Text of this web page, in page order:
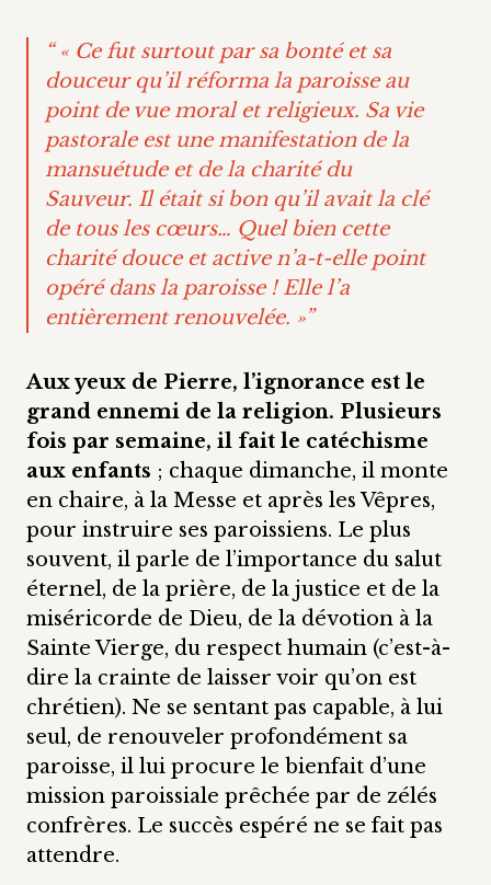
“ « Ce fut surtout par sa bonté et sa
douceur qu’il réforma la paroisse au
point de vue moral et religieux. Sa vie
pastorale est une manifestation de la
mansuétude et de la charité du
Sauveur. Il était si bon qu’il avait la clé
de tous les cœurs… Quel bien cette
charité douce et active n’a-t-elle point
opéré dans la paroisse ! Elle l’a
entièrement renouvelée. »”
Aux yeux de Pierre, l’ignorance est le
grand ennemi de la religion. Plusieurs
fois par semaine, il fait le catéchisme
aux enfants ; chaque dimanche, il monte
en chaire, à la Messe et après les Vêpres,
pour instruire ses paroissiens. Le plus
souvent, il parle de l’importance du salut
éternel, de la prière, de la justice et de la
miséricorde de Dieu, de la dévotion à la
Sainte Vierge, du respect humain (c’est-à-
dire la crainte de laisser voir qu’on est
chrétien). Ne se sentant pas capable, à lui
seul, de renouveler profondément sa
paroisse, il lui procure le bienfait d’une
mission paroissiale prêchée par de zélés
confrères. Le succès espéré ne se fait pas
attendre.